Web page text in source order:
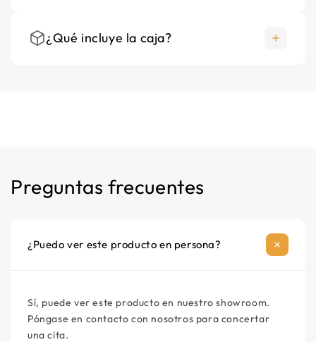
+ Thermostat integrado automático
¿Qué incluye la caja?
Preguntas frecuentes
¿Puedo ver este producto en persona?
Sí, puede ver este producto en nuestro showroom.
Póngase en contacto con nosotros para concertar
una cita.